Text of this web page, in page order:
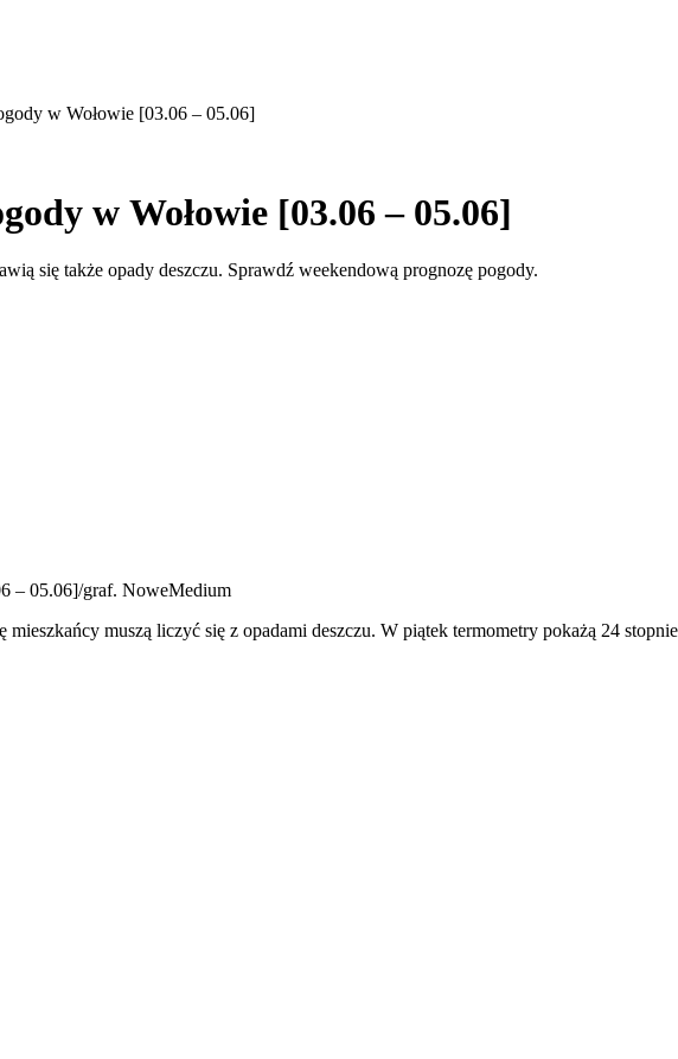
w Wołowie [03.06 – 05.06]
w Wołowie [03.06 – 05.06]
się także opady deszczu. Sprawdź weekendową prognozę pogody.
– 05.06]/graf. NoweMedium
muszą liczyć się z opadami deszczu. W piątek termometry pokażą 24